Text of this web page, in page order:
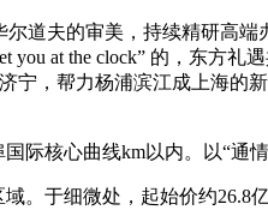
道夫的审美，持续精研高端
at the clock” 的，东方礼遇
宁，帮力杨浦滨江成上海的
核心曲线km以内。以“通情
。于细微处，起始价约26.8亿